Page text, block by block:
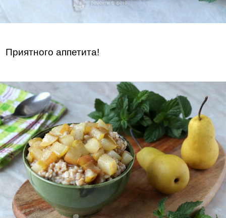
Приятного аппетита!